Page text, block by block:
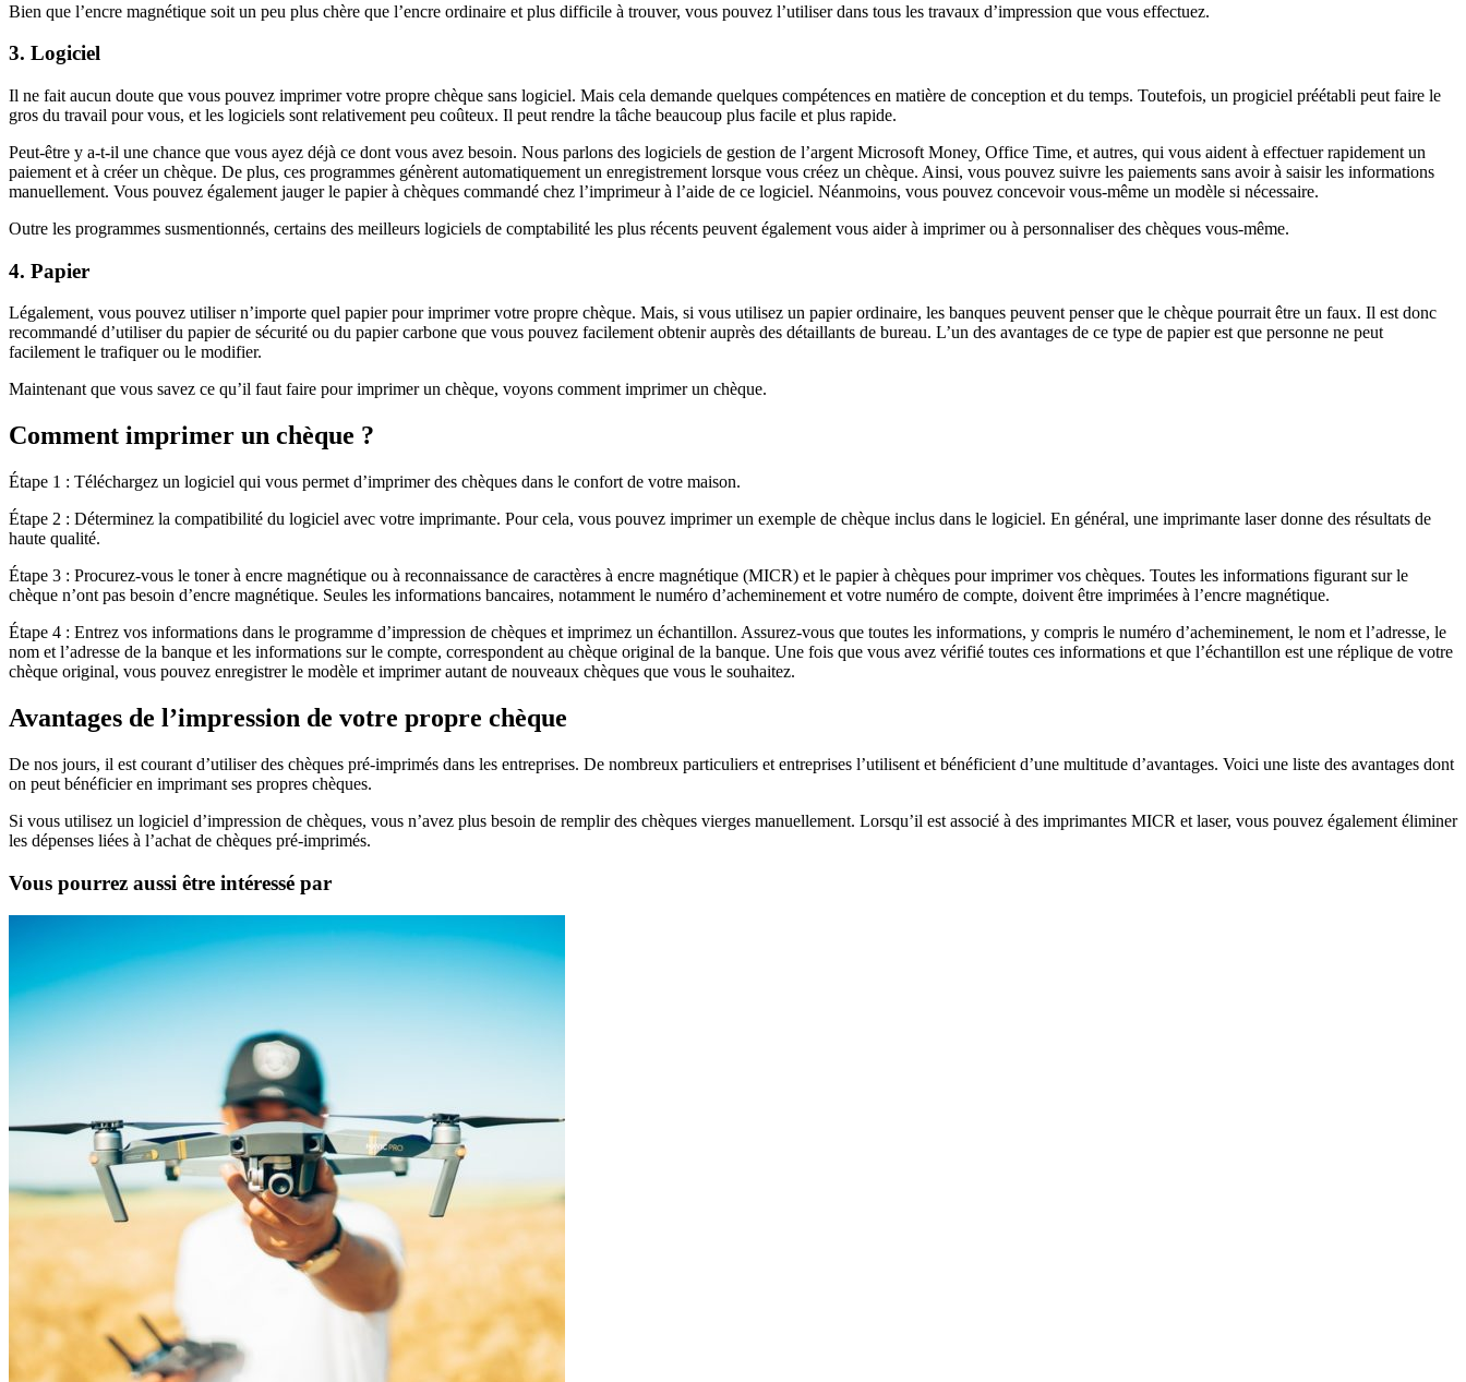
Bien que l’encre magnétique soit un peu plus chère que l’encre ordinaire et plus difficile à trouver, vous pouvez l’utiliser dans tous les travaux d’impression que vous effectuez.
3. Logiciel
Il ne fait aucun doute que vous pouvez imprimer votre propre chèque sans logiciel. Mais cela demande quelques compétences en matière de conception et du temps. Toutefois, un progiciel préétabli peut faire le
gros du travail pour vous, et les logiciels sont relativement peu coûteux. Il peut rendre la tâche beaucoup plus facile et plus rapide.
Peut-être y a-t-il une chance que vous ayez déjà ce dont vous avez besoin. Nous parlons des logiciels de gestion de l’argent Microsoft Money, Office Time, et autres, qui vous aident à effectuer rapidement un
paiement et à créer un chèque. De plus, ces programmes génèrent automatiquement un enregistrement lorsque vous créez un chèque. Ainsi, vous pouvez suivre les paiements sans avoir à saisir les informations
manuellement. Vous pouvez également jauger le papier à chèques commandé chez l’imprimeur à l’aide de ce logiciel. Néanmoins, vous pouvez concevoir vous-même un modèle si nécessaire.
Outre les programmes susmentionnés, certains des meilleurs logiciels de comptabilité les plus récents peuvent également vous aider à imprimer ou à personnaliser des chèques vous-même.
4. Papier
Légalement, vous pouvez utiliser n’importe quel papier pour imprimer votre propre chèque. Mais, si vous utilisez un papier ordinaire, les banques peuvent penser que le chèque pourrait être un faux. Il est donc
recommandé d’utiliser du papier de sécurité ou du papier carbone que vous pouvez facilement obtenir auprès des détaillants de bureau. L’un des avantages de ce type de papier est que personne ne peut
facilement le trafiquer ou le modifier.
Maintenant que vous savez ce qu’il faut faire pour imprimer un chèque, voyons comment imprimer un chèque.
Comment imprimer un chèque ?
Étape 1 : Téléchargez un logiciel qui vous permet d’imprimer des chèques dans le confort de votre maison.
Étape 2 : Déterminez la compatibilité du logiciel avec votre imprimante. Pour cela, vous pouvez imprimer un exemple de chèque inclus dans le logiciel. En général, une imprimante laser donne des résultats de
haute qualité.
Étape 3 : Procurez-vous le toner à encre magnétique ou à reconnaissance de caractères à encre magnétique (MICR) et le papier à chèques pour imprimer vos chèques. Toutes les informations figurant sur le
chèque n’ont pas besoin d’encre magnétique. Seules les informations bancaires, notamment le numéro d’acheminement et votre numéro de compte, doivent être imprimées à l’encre magnétique.
Étape 4 : Entrez vos informations dans le programme d’impression de chèques et imprimez un échantillon. Assurez-vous que toutes les informations, y compris le numéro d’acheminement, le nom et l’adresse, le
nom et l’adresse de la banque et les informations sur le compte, correspondent au chèque original de la banque. Une fois que vous avez vérifié toutes ces informations et que l’échantillon est une réplique de votre
chèque original, vous pouvez enregistrer le modèle et imprimer autant de nouveaux chèques que vous le souhaitez.
Avantages de l’impression de votre propre chèque
De nos jours, il est courant d’utiliser des chèques pré-imprimés dans les entreprises. De nombreux particuliers et entreprises l’utilisent et bénéficient d’une multitude d’avantages. Voici une liste des avantages dont
on peut bénéficier en imprimant ses propres chèques.
Si vous utilisez un logiciel d’impression de chèques, vous n’avez plus besoin de remplir des chèques vierges manuellement. Lorsqu’il est associé à des imprimantes MICR et laser, vous pouvez également éliminer
les dépenses liées à l’achat de chèques pré-imprimés.
Vous pourrez aussi être intéressé par